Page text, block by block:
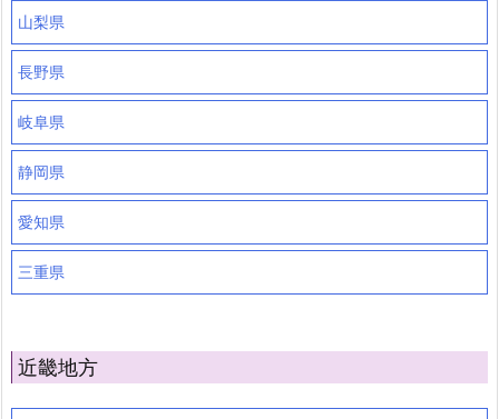
山梨県
長野県
岐阜県
静岡県
愛知県
三重県
近畿地方